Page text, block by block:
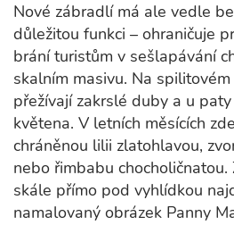
Nové zábradlí má ale vedle
důležitou funkci – ohraničuje
brání turistům v sešlapávání
skalním masivu. Na
přežívají zakrslé duby a u
květena. V letních měsících
chráněnou lilii zlatohlavou,
nebo řimbabu chocholičnatou.
skále přímo pod vyhlídkou
namalovaný obrázek Panny